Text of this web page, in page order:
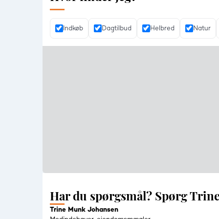
Indkøb Dagtilbud Helbred Natur
Har du spørgsmål? Spørg
Trine Munk Johansen